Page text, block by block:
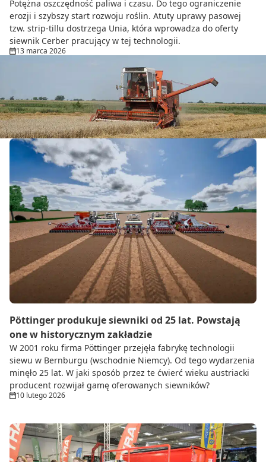
Potężna oszczędność paliwa i czasu. Do tego ograniczenie
erozji i szybszy start rozwoju roślin. Atuty uprawy pasowej
tzw. strip-tillu dostrzega Unia, która wprowadza do oferty
siewnik Cerber pracujący w tej technologii.
13 marca 2026
Pöttinger produkuje siewniki od 25 lat. Powstają
one w historycznym zakładzie
W 2001 roku firma Pöttinger przejęła fabrykę technologii
siewu w Bernburgu (wschodnie Niemcy). Od tego wydarzenia
minęło 25 lat. W jaki sposób przez te ćwierć wieku austriacki
producent rozwijał gamę oferowanych siewników?
10 lutego 2026